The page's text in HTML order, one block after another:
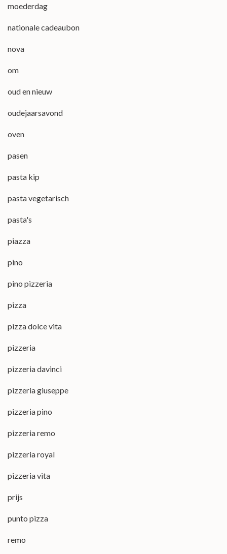
moederdag
nationale cadeaubon
nova
om
oud en nieuw
oudejaarsavond
oven
pasen
pasta kip
pasta vegetarisch
pasta's
piazza
pino
pino pizzeria
pizza
pizza dolce vita
pizzeria
pizzeria davinci
pizzeria giuseppe
pizzeria pino
pizzeria remo
pizzeria royal
pizzeria vita
prijs
punto pizza
remo